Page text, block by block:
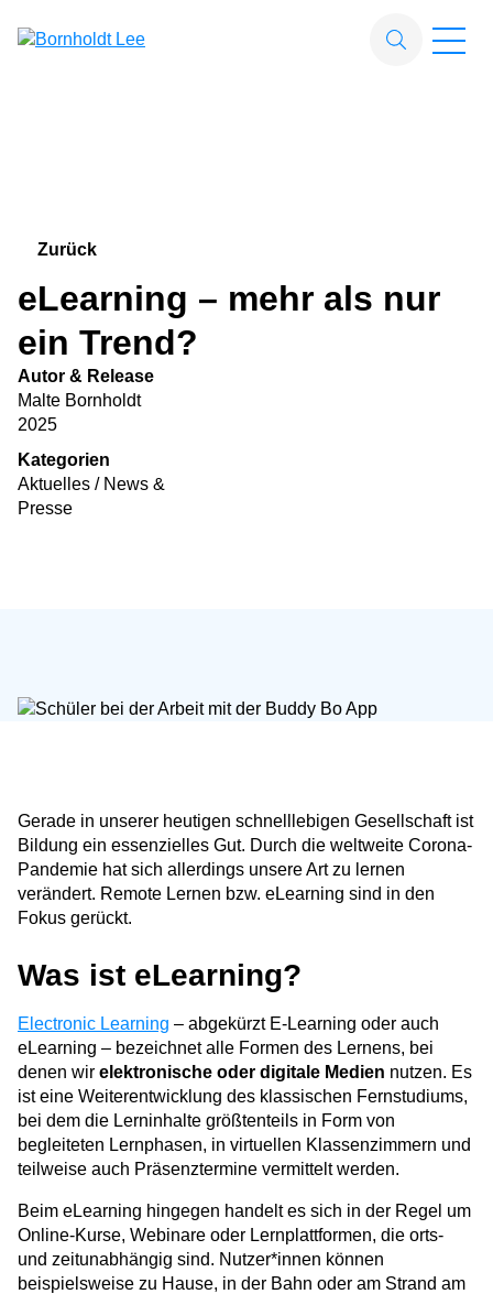
Zurück
eLearning – mehr als nur
ein Trend?
Autor & Release
Malte Bornholdt
2025
Kategorien
Aktuelles / News &
Presse
Gerade in unserer heutigen schnelllebigen Gesellschaft ist
Bildung ein essenzielles Gut. Durch die weltweite Corona-
Pandemie hat sich allerdings unsere Art zu lernen
verändert. Remote Lernen bzw. eLearning sind in den
Fokus gerückt.
Was ist eLearning?
Electronic Learning – abgekürzt E-Learning oder auch
eLearning – bezeichnet alle Formen des Lernens, bei
denen wir elektronische oder digitale Medien nutzen. Es
ist eine Weiterentwicklung des klassischen Fernstudiums,
bei dem die Lerninhalte größtenteils in Form von
begleiteten Lernphasen, in virtuellen Klassenzimmern und
teilweise auch Präsenztermine vermittelt werden.
Beim eLearning hingegen handelt es sich in der Regel um
Online-Kurse, Webinare oder Lernplattformen, die orts-
und zeitunabhängig sind. Nutzer*innen können
beispielsweise zu Hause, in der Bahn oder am Strand am